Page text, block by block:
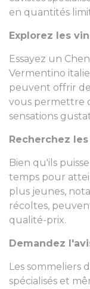
en quantités
Explorez les
Essayez un
Vermentino
peuvent offrir
vous permettre
sensations
Recherchez
Bien qu'ils
temps pour
plus jeunes,
récoltes,
qualité-prix.
Demandez
Les sommeliers
spécialisés et